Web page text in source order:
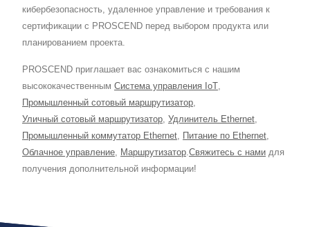
кибербезопасность, удаленное управление и требования к
сертификации с PROSCEND перед выбором продукта или
планированием проекта.
PROSCEND приглашает вас ознакомиться с нашим
высококачественным Система управления IoT,
Промышленный сотовый маршрутизатор,
Уличный сотовый маршрутизатор, Удлинитель Ethernet,
Промышленный коммутатор Ethernet, Питание по Ethernet,
Облачное управление, Маршрутизатор.Свяжитесь с нами для
получения дополнительной информации!